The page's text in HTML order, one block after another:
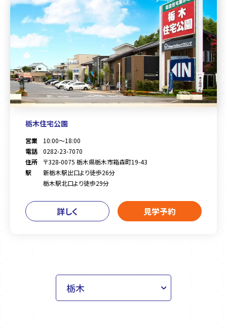
栃木住宅公園
営業
10:00～18:00
電話
0282-23-7070
住所
〒328-0075 栃木県栃木市箱森町19-43
駅
新栃木駅出口より徒歩26分
栃木駅北口より徒歩29分
詳しく 見学予約